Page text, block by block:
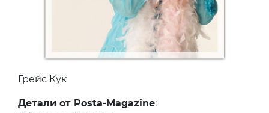
Грейс Кук
Детали от Posta-Magazine: